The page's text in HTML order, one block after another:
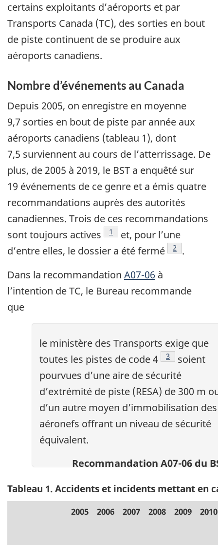
certains exploitants d’aéroports et par
Transports Canada (TC), des sorties en bout
de piste continuent de se produire aux
aéroports canadiens.
Nombre d’événements au Canada
Depuis 2005, on enregistre en moyenne
9,7 sorties en bout de piste par année aux
aéroports canadiens (tableau 1), dont
7,5 surviennent au cours de l’atterrissage. De
plus, de 2005 à 2019, le BST a enquêté sur
19 événements de ce genre et a émis quatre
recommandations auprès des autorités
canadiennes. Trois de ces recommandations
sont toujours actives
Note de bas de page
1
et, pour l’une
d’entre elles, le dossier a été fermé
Note de bas
2 .
Dans la recommandation A07-06 à
l’intention de TC, le Bureau recommande
que
le ministère des Transports exige que
toutes les pistes de code 4
Note de bas de
3
soient
pourvues d’une aire de sécurité
d’extrémité de piste (RESA) de 300 m
d’un autre moyen d’immobilisation des
aéronefs offrant un niveau de sécurité
équivalent.
Recommandation A07-06 du
Tableau 1. Accidents et incidents mettant en
2005 2006 2007 2008 2009 2010